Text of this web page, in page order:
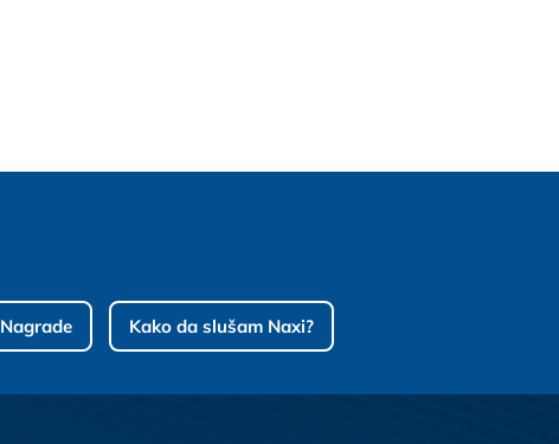
Nagrade Kako da slušam Naxi?